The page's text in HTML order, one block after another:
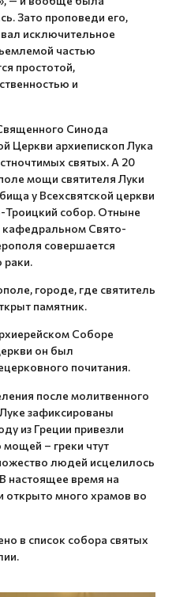
Зато проповеди его,
исключительное
частью
простотой,
и
Синода
Церкви архиепископ Лука
святых. А 20
мощи святителя Луки
у Всехсвятской церкви
собор. Отныне
кафедральном Свято-
совершается
раки.
городе, где святитель
памятник.
Соборе
он был
почитания.
после молитвенного
зафиксированы
из Греции привезли
мощей – греки чтут
людей исцелилось
настоящее время на
открыто много храмов во
в список собора святых